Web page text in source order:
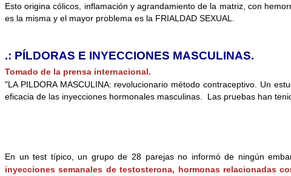
Esto origina cólicos, inflamación y agrandamiento de la matriz, con
es la misma y el mayor problema es la FRIALDAD SEXUAL.
.: PÍLDORAS E INYECCIONES MASCULINAS.
Tomado de la prensa internacional.
"LA PILDORA MASCULINA: revolucionario método contraceptivo. Un
eficacia de las inyecciones hormonales masculinas. Las pruebas han
En un test típico, un grupo de 28 parejas no informó de ningún
inyecciones semanales de testosterona, hormonas relacionadas